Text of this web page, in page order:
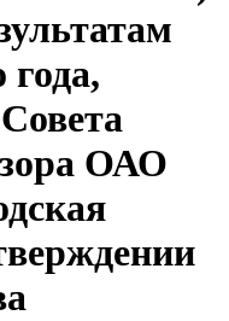
года,
ОАО